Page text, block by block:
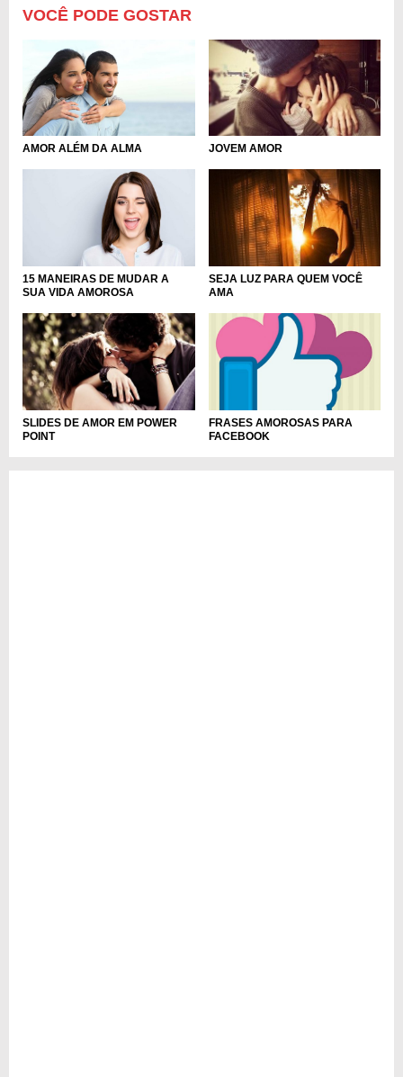
VOCÊ PODE GOSTAR
AMOR ALÉM DA ALMA JOVEM AMOR
15 MANEIRAS DE MUDAR A
SUA VIDA AMOROSA
SEJA LUZ PARA QUEM VOCÊ
AMA
SLIDES DE AMOR EM POWER
POINT
FRASES AMOROSAS PARA
FACEBOOK